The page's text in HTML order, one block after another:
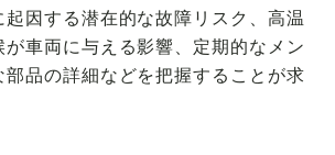
因する潜在的な故障リスク、高温
が車両に与える影響、定期的なメン
部品の詳細などを把握することが求